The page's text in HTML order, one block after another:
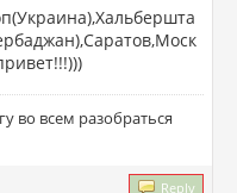
во всем разобраться
Reply